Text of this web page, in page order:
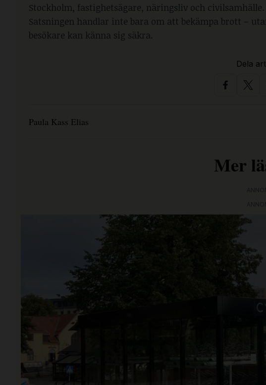
Stockholm, fastighetsägare, näringsliv och civilsamhälle.
Satsningen handlar inte bara om att bekämpa brott –
besökare kan känna sig säkra.
Dela
Paula Kass Elias
Mer